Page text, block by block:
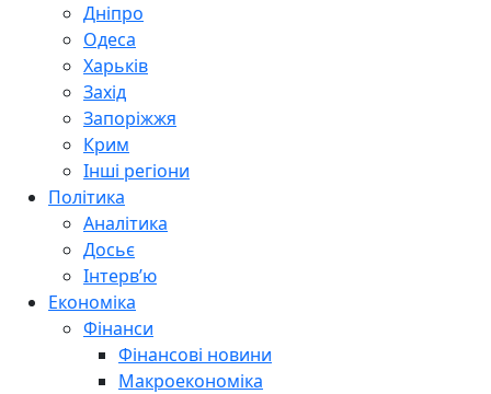
Дніпро
Одеса
Харьків
Захід
Запоріжжя
Крим
Інші регіони
Політика
Аналітика
Досьє
Інтерв’ю
Економіка
Фінанси
Фінансові новини
Макроекономіка